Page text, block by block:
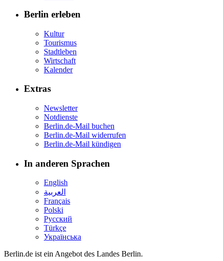
Berlin erleben
Kultur
Tourismus
Stadtleben
Wirtschaft
Kalender
Extras
Newsletter
Notdienste
Berlin.de-Mail buchen
Berlin.de-Mail widerrufen
Berlin.de-Mail kündigen
In anderen Sprachen
English
العربية
Français
Polski
Русский
Türkçe
Українська
Berlin.de ist ein Angebot des Landes Berlin.